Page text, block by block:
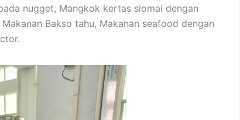
nugget, Mangkok kertas siomai dengan
Bakso tahu, Makanan seafood dengan